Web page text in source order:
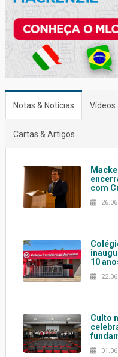
Notas & Notícias Vídeos
Cartas & Artigos
com
10
Culto